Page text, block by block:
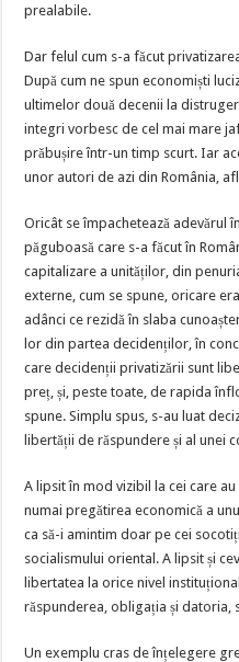
prealabile.
Dar felul cum s-a făcut
După cum ne spun economiști
ultimelor două decenii la
integri vorbesc de cel mai mare
prăbușire într-un timp scurt. Iar
unor autori de azi din România,
Oricât se împachetează adevărul
păguboasă care s-a făcut în
capitalizare a unităților, din
externe, cum se spune, oricare
adânci ce rezidă în slaba
lor din partea decidenților, în
care decidenții privatizării sunt
preț, și, peste toate, de rapida
spune. Simplu spus, s-au luat
libertății de răspundere și al unei
A lipsit în mod vizibil la cei care
numai pregătirea economică a
ca să-i amintim doar pe cei
socialismului oriental. A lipsit și
libertatea la orice nivel
răspunderea, obligația și datoria,
Un exemplu cras de înțelegere